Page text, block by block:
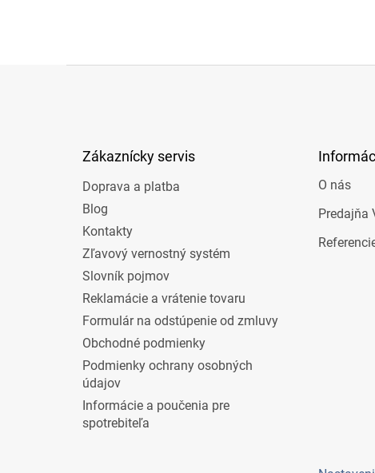
Zákaznícky servis
Doprava a platba
Blog
Kontakty
Zľavový vernostný systém
Slovník pojmov
Reklamácie a vrátenie tovaru
Formulár na odstúpenie od zmluvy
Obchodné podmienky
Podmienky ochrany osobných
údajov
Informácie a poučenia pre
spotrebiteľa
O nás
Predajňa